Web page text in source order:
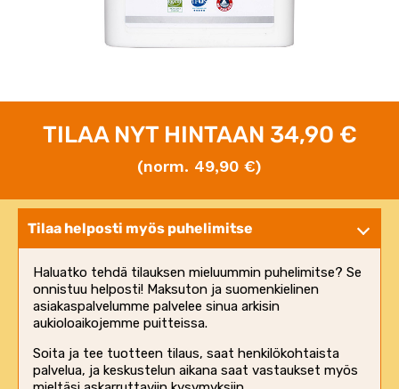
TILAA NYT HINTAAN 34,90 €
(norm. 49,90 €)
Tilaa helposti myös puhelimitse
Haluatko tehdä tilauksen mieluummin puhelimitse? Se
onnistuu helposti! Maksuton ja suomenkielinen
asiakaspalvelumme palvelee sinua arkisin
aukioloaikojemme puitteissa.
Soita ja tee tuotteen tilaus, saat henkilökohtaista
palvelua, ja keskustelun aikana saat vastaukset myös